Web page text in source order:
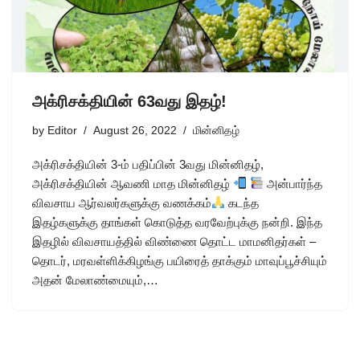
அக்ரிசக்தியின் 63வது இதழ்!
by Editor August 26, 2022 மின்னிதழ்
அக்ரிசக்தியின் 3-ம் பதிப்பின் 3வது மின்னிதழ்,
அக்ரிசக்தியின் ஆவணி மாத மின்னிதழ்
அன்பார்ந்த
விவசாய ஆர்வலர்களுக்கு வணக்கம்
கடந்த
இதழ்களுக்கு தாங்கள் கொடுத்த வரவேற்புக்கு நன்றி. இந்த
இதழில் விவசாயத்தில் விண்ணை தொட்ட மாமனிதர்கள் –
தொடர், மரவள்ளிக்கிழங்கு பயிரைத் தாக்கும் மாவுப்பூச்சியும்
அதன் மேலாண்மையும்,…